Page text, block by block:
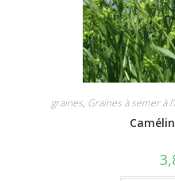
graines, Graines à semer à